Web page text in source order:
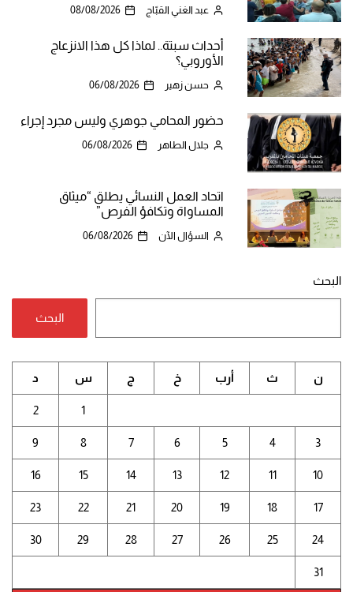
عبد الغني القبّاج 08/08/2026
أحداث سبتة.. لماذا كل هذا الانزعاج
الأوروبي؟
حسن زهير 06/08/2026
حضور المحامي جوهري وليس مجرد إجراء
جلال الطاهر 06/08/2026
اتحاد العمل النسائي يطلق “ميثاق
المساواة وتكافؤ الفرص”
السؤال الآن 06/08/2026
البحث
البحث
ن ث أرب خ ج س د
1
2
3
4
5
6
7
8
9
10
11
12
13
14
15
16
17
18
19
20
21
22
23
24
25
26
27
28
29
30
31